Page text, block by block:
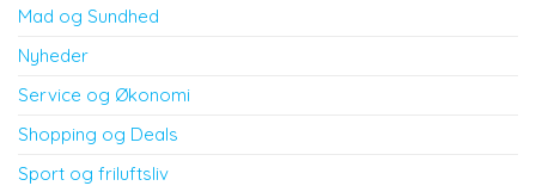
Mad og Sundhed
Nyheder
Service og Økonomi
Shopping og Deals
Sport og friluftsliv